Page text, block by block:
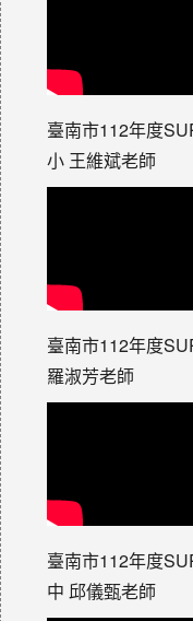
臺南市112年度
小 王維斌老師
臺南市112年度
羅淑芳老師
臺南市112年度
中 邱儀甄老師